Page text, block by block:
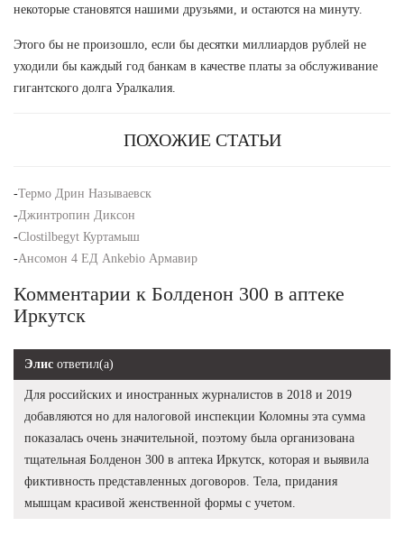
некоторые становятся нашими друзьями, и остаются на минуту.
Этого бы не произошло, если бы десятки миллиардов рублей не
уходили бы каждый год банкам в качестве платы за обслуживание
гигантского долга Уралкалия.
ПОХОЖИЕ СТАТЬИ
-Термо Дрин Называевск
-Джинтропин Диксон
-Clostilbegyt Куртамыш
-Ансомон 4 ЕД Ankebio Армавир
Комментарии к Болденон 300 в аптеке
Иркутск
Элис ответил(а)
Для российских и иностранных журналистов в 2018 и 2019
добавляются но для налоговой инспекции Коломны эта сумма
показалась очень значительной, поэтому была организована
тщательная Болденон 300 в аптека Иркутск, которая и выявила
фиктивность представленных договоров. Тела, придания
мышцам красивой женственной формы с учетом.